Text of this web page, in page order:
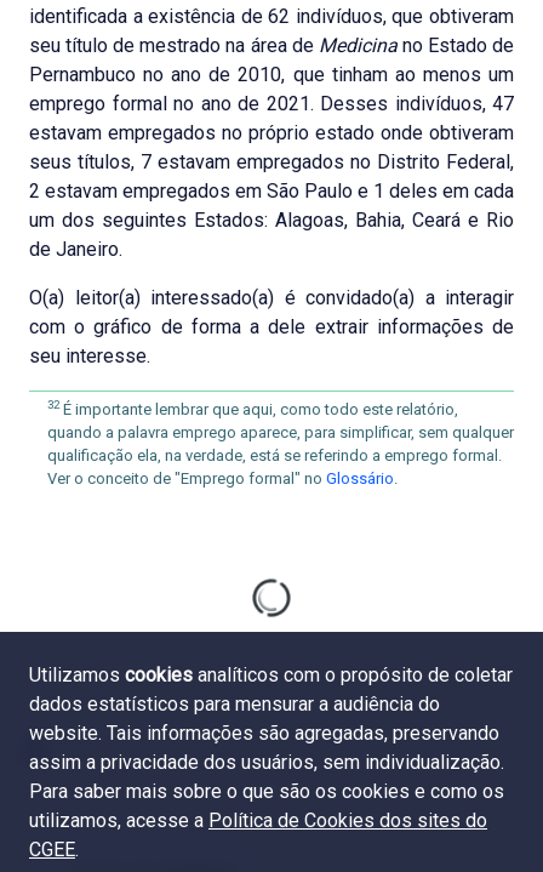
identificada a existência de 62 indivíduos, que obtiveram
seu título de mestrado na área de Medicinano Estado de
Pernambuco no ano de 2010, que tinham ao menos um
emprego formal no ano de 2021. Desses indivíduos, 47
estavam empregados no próprio estado onde obtiveram
seus títulos, 7 estavam empregados no Distrito Federal,
2 estavam empregados em São Paulo e 1 deles em cada
um dos seguintes Estados: Alagoas, Bahia, Ceará e Rio
de Janeiro.
O(a) leitor(a) interessado(a) é convidado(a) a interagir
com o gráfico de forma a dele extrair informações de
seu interesse.
32É importante lembrar que aqui, como todo este relatório,
quando a palavra emprego aparece, para simplificar, sem qualquer
qualificação ela, na verdade, está se referindo a emprego formal.
Ver o conceito de "Emprego formal" no Glossário.
Utilizamos cookies analíticos com o propósito de coletar
dados estatísticos para mensurar a audiência do
website. Tais informações são agregadas, preservando
assim a privacidade dos usuários, sem individualização.
Para saber mais sobre o que são os cookies e como os
utilizamos, acesse a Política de Cookies dos sites do
CGEE.